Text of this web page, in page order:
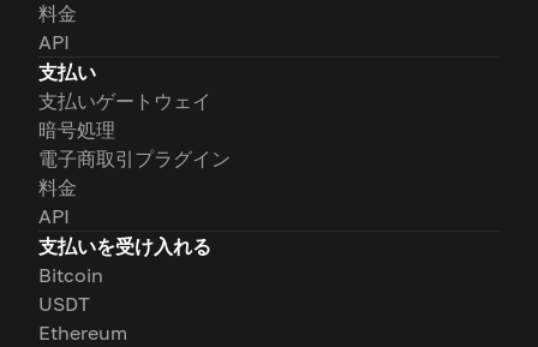
料金
API
支払い
支払いゲートウェイ
暗号処理
電子商取引プラグイン
料金
API
支払いを受け入れる
Bitcoin
USDT
Ethereum